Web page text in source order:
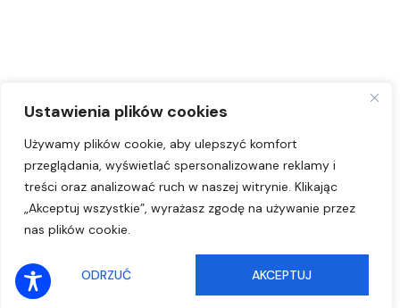
Ustawienia plików cookies
Używamy plików cookie, aby ulepszyć komfort
przeglądania, wyświetlać spersonalizowane reklamy i
treści oraz analizować ruch w naszej witrynie. Klikając
„Akceptuj wszystkie”, wyrażasz zgodę na używanie przez
nas plików cookie.
ODRZUĆ AKCEPTUJ
SŁUCHAJ ONLINE